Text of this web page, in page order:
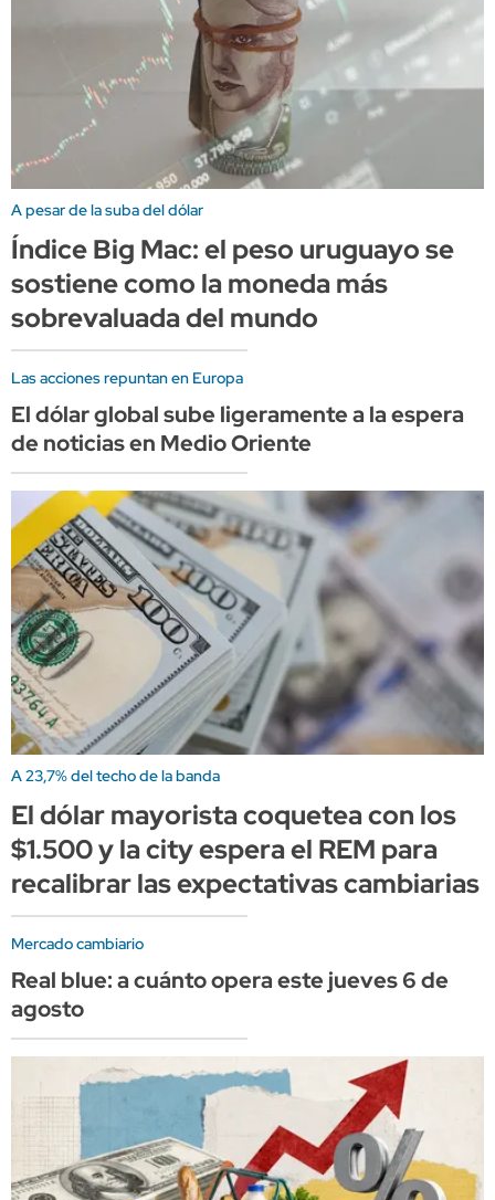
A pesar de la suba del dólar
Índice Big Mac: el peso uruguayo se
sostiene como la moneda más
sobrevaluada del mundo
Las acciones repuntan en Europa
El dólar global sube ligeramente a la espera
de noticias en Medio Oriente
A 23,7% del techo de la banda
El dólar mayorista coquetea con los
$1.500 y la city espera el REM para
recalibrar las expectativas cambiarias
Mercado cambiario
Real blue: a cuánto opera este jueves 6 de
agosto